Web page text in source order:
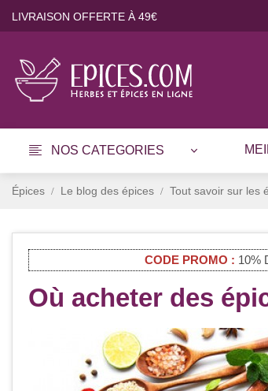
LIVRAISON OFFERTE À 49€
NOS CATEGORIES
Épices Le blog des épices Tout savoir sur les
CODE PROMO : 10%
Où acheter des